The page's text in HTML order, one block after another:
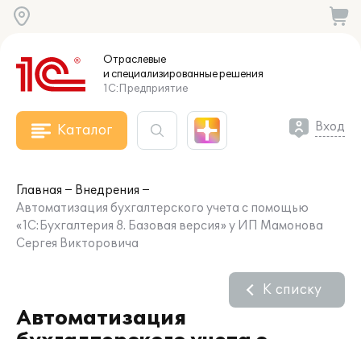
Отраслевые
и специализированныерешения
1С:Предприятие
Каталог Вход
Главная
Внедрения
Автоматизация бухгалтерского учета с помощью
«1С:Бухгалтерия 8. Базовая версия» у ИП Мамонова
Сергея Викторовича
Автоматизация
К списку